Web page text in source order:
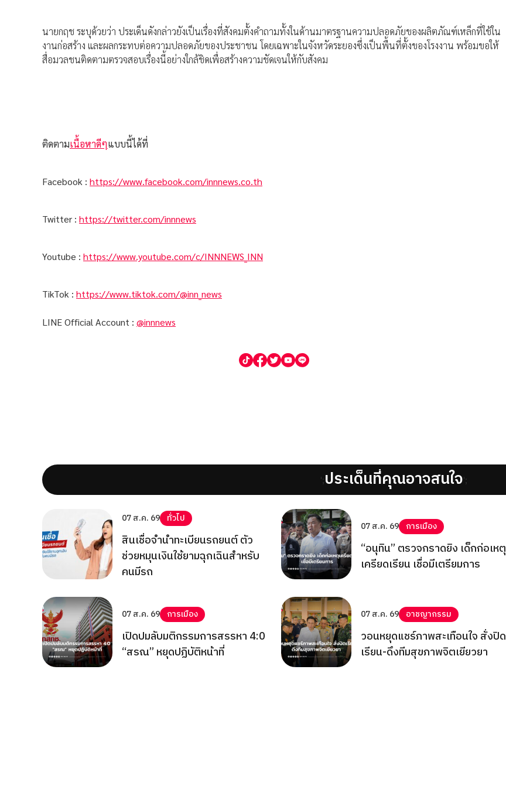
นายกฤช ระบุด้วยว่า ประเด็นดังกล่าวยังเป็นเรื่องที่สังคมตั้งคำถามทั้งในด้านมาตรฐานความปลอดภัยของผลิตภัณฑ์เหล็กที่ใช้ใน
งานก่อสร้าง และผลกระทบต่อความปลอดภัยของประชาชน โดยเฉพาะในจังหวัดระยองซึ่งเป็นพื้นที่ตั้งของโรงงาน พร้อมขอให้
สื่อมวลชนติดตามตรวจสอบเรื่องนี้อย่างใกล้ชิดเพื่อสร้างความชัดเจนให้กับสังคม
ติดตามเนื้อหาดีๆแบบนี้ได้ที่
Facebook : https://www.facebook.com/innnews.co.th
Twitter : https://twitter.com/innnews
Youtube : https://www.youtube.com/c/INNNEWS_INN
TikTok : https://www.tiktok.com/@inn_news
LINE Official Account : @innnews
';ประเด็นที่คุณอาจสนใจ';
07 ส.ค. 69 ทั่วไป
สินเชื่อจำนำทะเบียนรถยนต์ ตัว
ช่วยหมุนเงินใช้ยามฉุกเฉินสำหรับ
คนมีรถ
07 ส.ค. 69 การเมือง
“อนุทิน” ตรวจกราดยิง เด็กก่อเหตุ
เครียดเรียน เชื่อมีเตรียมการ
07 ส.ค. 69 การเมือง
เปิดปมลับมติกรรมการสรรหา 4:0
“สรณ” หยุดปฏิบัติหน้าที่
07 ส.ค. 69 อาชญากรรม
วอนหยุดแชร์ภาพสะเทือนใจ สั่งปิด
เรียน-ดึงทีมสุขภาพจิตเยียวยา